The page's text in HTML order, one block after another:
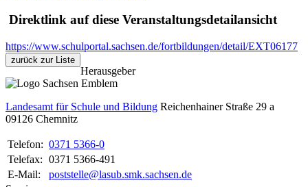
Direktlink auf diese Veranstaltungsdetailansicht
https://www.schulportal.sachsen.de/fortbildungen/detail/EXT06177
zurück zur Liste
Herausgeber
Landesamt für Schule und Bildung Reichenhainer Straße 29 a
09126 Chemnitz
Telefon: 0371 5366-0
Telefax: 0371 5366-491
E-Mail:
poststelle@lasub.smk.sachsen.de